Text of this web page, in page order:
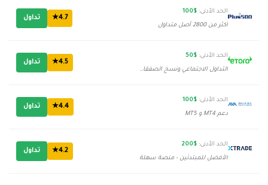
الحد الأدنى: $100
أكثر من 2800 أصل متداول
4.7★ تداول
الحد الأدنى: $50
التداول الاجتماعي ونسخ الصفقات
4.5★ تداول
الحد الأدنى: $100
دعم MT4 و MT5
4.4★ تداول
الحد الأدنى: $200
الأفضل للمبتدئين - منصة سهلة
4.2★ تداول